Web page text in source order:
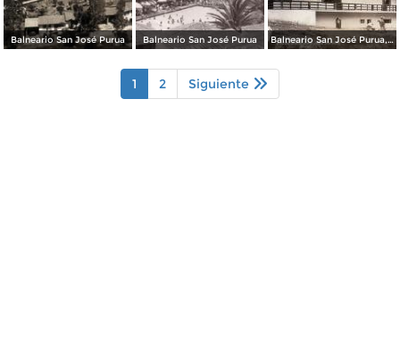
Balneario San José Purua Balneario San José Purua Balneario San José Purua, Nueva Sección
1 2 Siguiente